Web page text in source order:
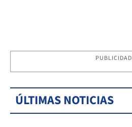
PUBLICIDAD
ÚLTIMAS NOTICIAS